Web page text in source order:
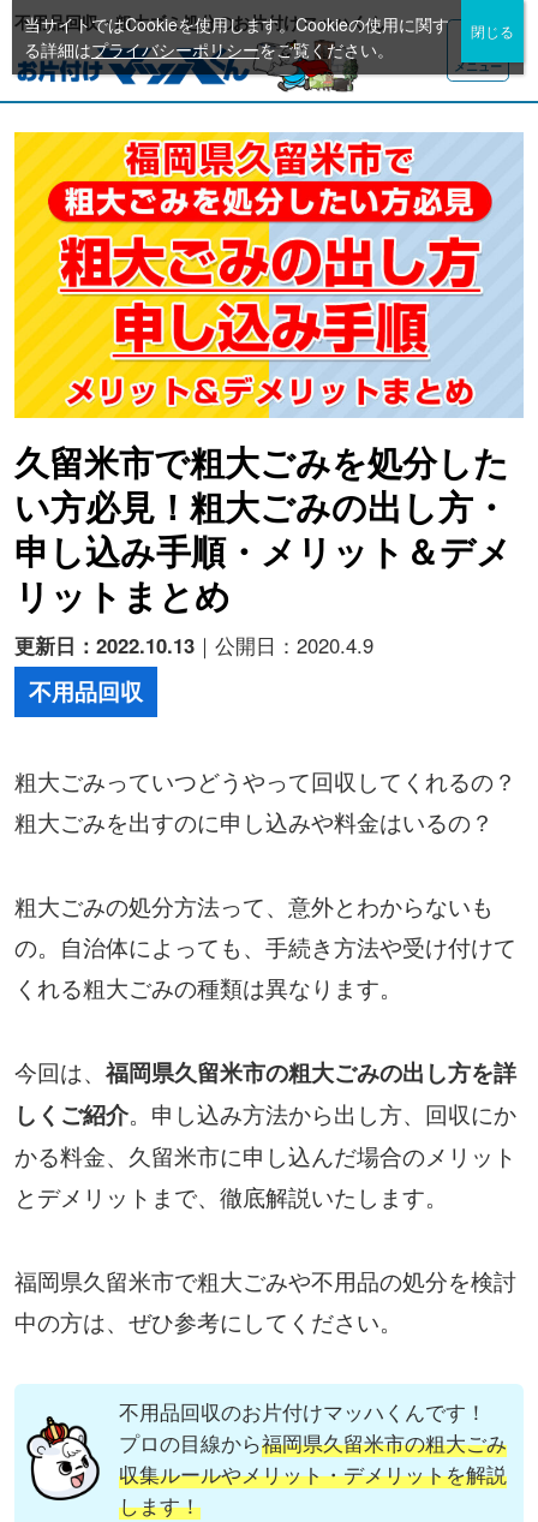
不用品回収・粗大ゴミ処分のお片付けマッハくん
メニュー
久留米市で粗大ごみを処分した
い方必見！粗大ごみの出し方・
申し込み手順・メリット＆デメ
リットまとめ
更新日：2022.10.13｜公開日：2020.4.9
不用品回収
粗大ごみっていつどうやって回収してくれるの？
粗大ごみを出すのに申し込みや料金はいるの？
粗大ごみの処分方法って、意外とわからないも
の。自治体によっても、手続き方法や受け付けて
くれる粗大ごみの種類は異なります。
今回は、福岡県久留米市の粗大ごみの出し方を詳
しくご紹介。申し込み方法から出し方、回収にか
かる料金、久留米市に申し込んだ場合のメリット
とデメリットまで、徹底解説いたします。
福岡県久留米市で粗大ごみや不用品の処分を検討
中の方は、ぜひ参考にしてください。
不用品回収のお片付けマッハくんです！
プロの目線から福岡県久留米市の粗大ごみ
収集ルールやメリット・デメリットを解説
します！
当サイトではCookieを使用します。Cookieの使用に関す
る詳細はプライバシーポリシーをご覧ください。